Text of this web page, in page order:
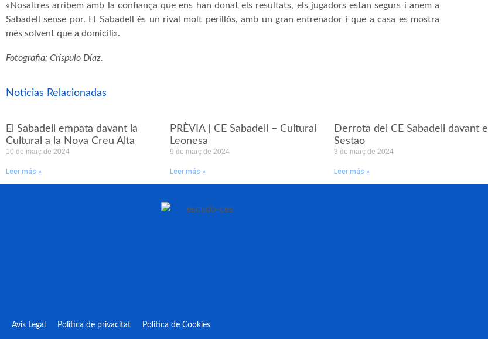
«Nosaltres arribem amb la confiança que ens han donat els resultats, els jugadors estan segurs i anem a
Sabadell sense por. El Sabadell és un rival molt perillós, amb un gran entrenador i que a casa es mostra
més solvent que a domicili».
Fotografia: Críspulo Díaz.
Noticias Relacionadas
El Sabadell empata davant la
Cultural a la Nova Creu Alta
10 de març de 2024
Leer más »
PRÈVIA | CE Sabadell – Cultural
Leonesa
9 de març de 2024
Leer más »
Derrota del CE Sabadell davant el
Sestao
3 de març de 2024
Leer más »
Avis Legal Politica de privacitat Politica de Cookies